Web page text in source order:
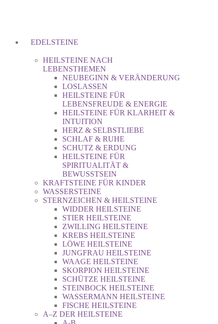
EDELSTEINE
HEILSTEINE NACH
LEBENSTHEMEN
NEUBEGINN & VERÄNDERUNG
LOSLASSEN
HEILSTEINE FÜR
LEBENSFREUDE & ENERGIE
HEILSTEINE FÜR KLARHEIT &
INTUITION
HERZ & SELBSTLIEBE
SCHLAF & RUHE
SCHUTZ & ERDUNG
HEILSTEINE FÜR
SPIRITUALITÄT &
BEWUSSTSEIN
KRAFTSTEINE FÜR KINDER
WASSERSTEINE
STERNZEICHEN & HEILSTEINE
WIDDER HEILSTEINE
STIER HEILSTEINE
ZWILLING HEILSTEINE
KREBS HEILSTEINE
LÖWE HEILSTEINE
JUNGFRAU HEILSTEINE
WAAGE HEILSTEINE
SKORPION HEILSTEINE
SCHÜTZE HEILSTEINE
STEINBOCK HEILSTEINE
WASSERMANN HEILSTEINE
FISCHE HEILSTEINE
A–Z DER HEILSTEINE